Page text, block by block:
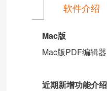
软件介绍
Mac版
Mac版PDF编辑
近期新增功能介